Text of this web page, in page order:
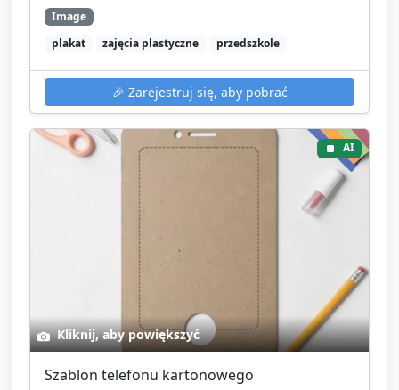
Image
plakat
zajęcia plastyczne przedszkole
🎉 Zarejestruj się, aby pobrać
AI
Kliknij, aby powiększyć
Szablon telefonu kartonowego